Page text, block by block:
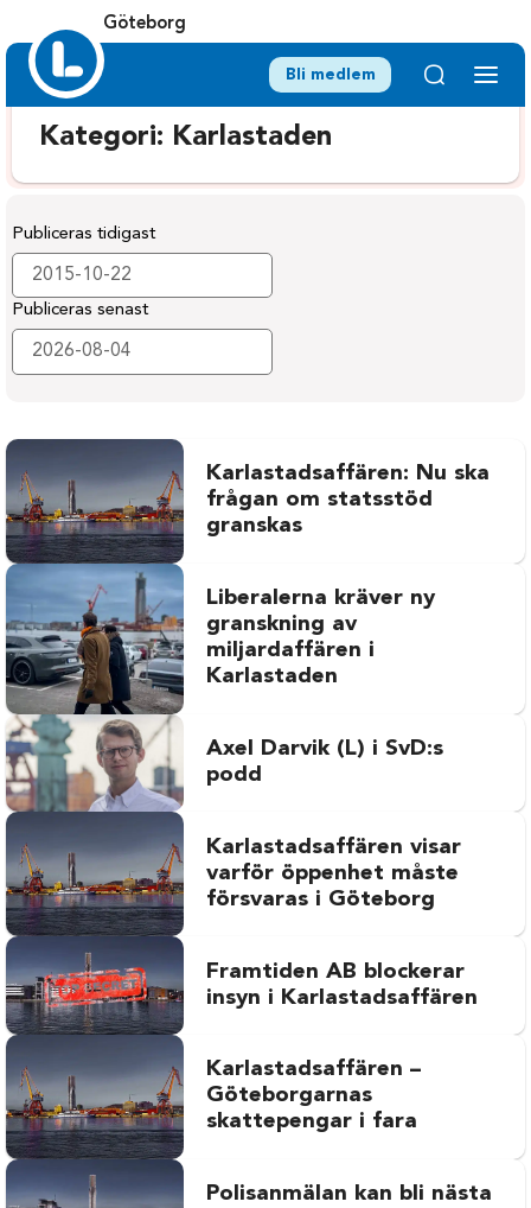
Göteborg
Bli medlem
Kategori: Karlastaden
Publiceras tidigast
Publiceras senast
Karlastadsaffären: Nu ska
frågan om statsstöd
granskas
Liberalerna kräver ny
granskning av
miljardaffären i
Karlastaden
Axel Darvik (L) i SvD:s
podd
Karlastadsaffären visar
varför öppenhet måste
försvaras i Göteborg
Framtiden AB blockerar
insyn i Karlastadsaffären
Karlastadsaffären –
Göteborgarnas
skattepengar i fara
Polisanmälan kan bli nästa